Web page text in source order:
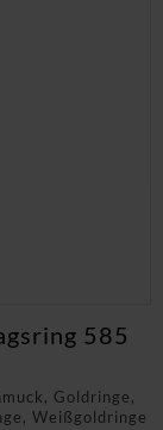
Goldringe,
Weißgoldringe
585